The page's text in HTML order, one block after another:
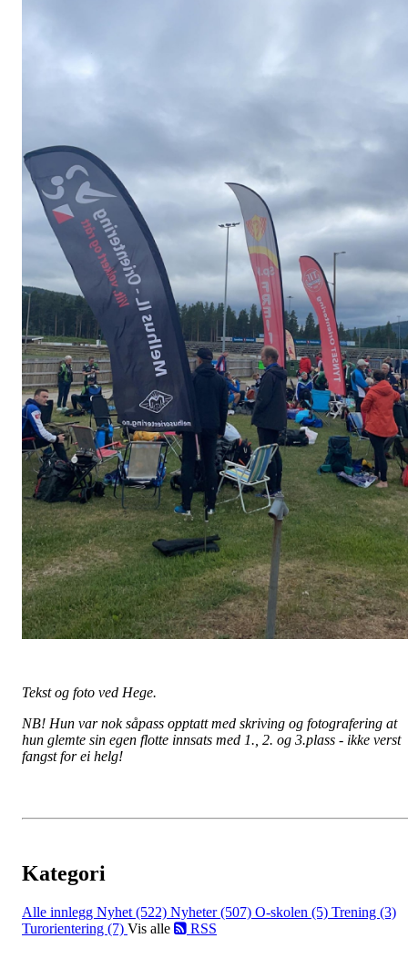
Tekst og foto ved Hege.
NB! Hun var nok såpass opptatt med skriving og fotografering at
hun glemte sin egen flotte innsats med 1., 2. og 3.plass - ikke verst
fangst for ei helg!
Kategori
Alle innlegg Nyhet (522) Nyheter (507) O-skolen (5) Trening (3)
Turorientering (7) Vis alle RSS